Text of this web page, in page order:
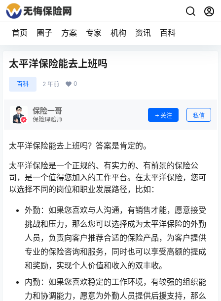
首页 圈子 方案 专家 机构 资讯 百科
太平洋保险能去上班吗
百科 2 年前 0
保险一哥
保险理赔师
关注 私信
太平洋保险能去上班吗？答案是肯定的。
太平洋保险是一个正规的、有实力的、有前景的保险公
司，是一个值得您加入的工作平台。在太平洋保险，您可
以选择不同的岗位和职业发展路径，比如：
外勤：如果您喜欢与人沟通，有销售才能，愿意接受
挑战和压力，那么您可以选择成为太平洋保险的外勤
人员，负责向客户推荐合适的保险产品，为客户提供
专业的保险咨询和服务，同时也可以享受高额的提成
和奖励，实现个人价值和收入的双丰收。
内勤：如果您喜欢稳定的工作环境，有较强的组织能
力和协调能力，愿意为外勤人员提供后援支持，那么